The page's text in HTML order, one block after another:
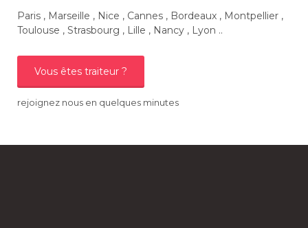
Paris , Marseille , Nice , Cannes , Bordeaux , Montpellier ,
Toulouse , Strasbourg , Lille , Nancy , Lyon ..
Vous êtes traiteur ?
rejoignez nous en quelques minutes